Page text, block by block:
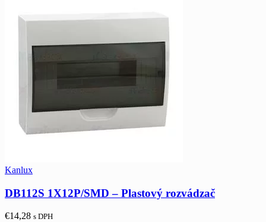
Kanlux
DB112S 1X12P/SMD – Plastový rozvádzač
€14,28 s DPH